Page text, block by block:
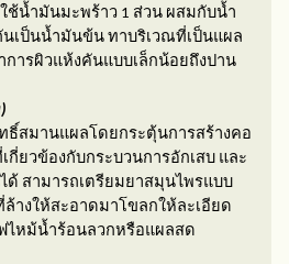
ช้น้ำมันมะพร้าว 1 ส่วน ผสมกับน้ำ
นเป็นน้ำมันข้น ทาบริเวณที่เป็นแผล
การผิวแห้งคันแบบเล็กน้อยถึงปาน
)
มานแผลโดยกระตุ้นการสร้างคอ
กี่ยวข้องกับกระบวนการอักเสบ และ
ด้ สามารถเตรียมยาสมุนไพรแบบ
างให้สะอาดมาโขลกให้ละเอียด
ไหม้น้ำร้อนลวกหรือแผลสด